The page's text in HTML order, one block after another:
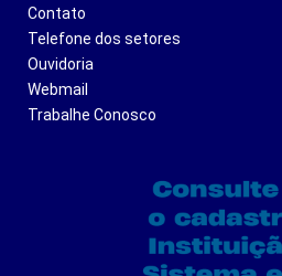
Contato
Telefone dos setores
Ouvidoria
Webmail
Trabalhe Conosco